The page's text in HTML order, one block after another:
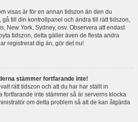
visas är för en annan tidszon än den du
gå till din kontrollpanel och ändra till rätt tidszon,
New York, Sydney, osv. Observera att endast
tidszon, detta gäller även de flesta andra
registrerat dig än, gör det nu!
stämmer fortfarande inte!
rätt tidszon och att du har har ställt in
fortfarande inte stämmer så är serverns klocka
om detta problem så att de kan åtgärda